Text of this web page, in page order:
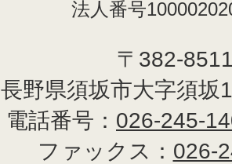
法人番号
〒382-
長野県須坂市大字須坂
電話番号： 026-245-
ファックス： 026-